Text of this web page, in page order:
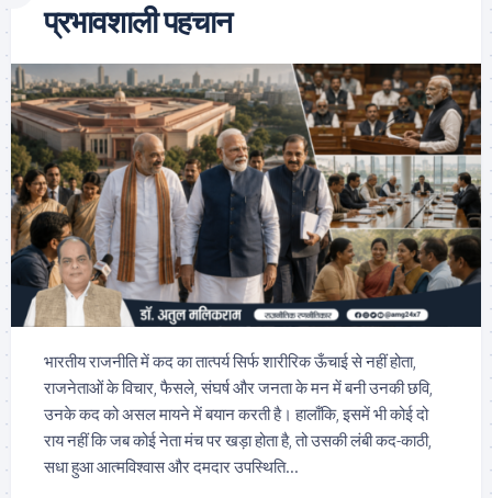
प्रभावशाली पहचान
भारतीय राजनीति में कद का तात्पर्य सिर्फ शारीरिक ऊँचाई से नहीं होता,
राजनेताओं के विचार, फैसले, संघर्ष और जनता के मन में बनी उनकी छवि,
उनके कद को असल मायने में बयान करती है। हालाँकि, इसमें भी कोई दो
राय नहीं कि जब कोई नेता मंच पर खड़ा होता है, तो उसकी लंबी कद-काठी,
सधा हुआ आत्मविश्वास और दमदार उपस्थिति...